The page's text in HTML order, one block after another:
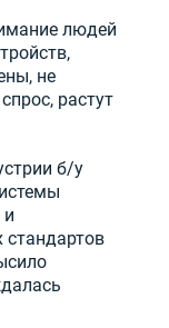
людей
не
растут
б/у
стандартов